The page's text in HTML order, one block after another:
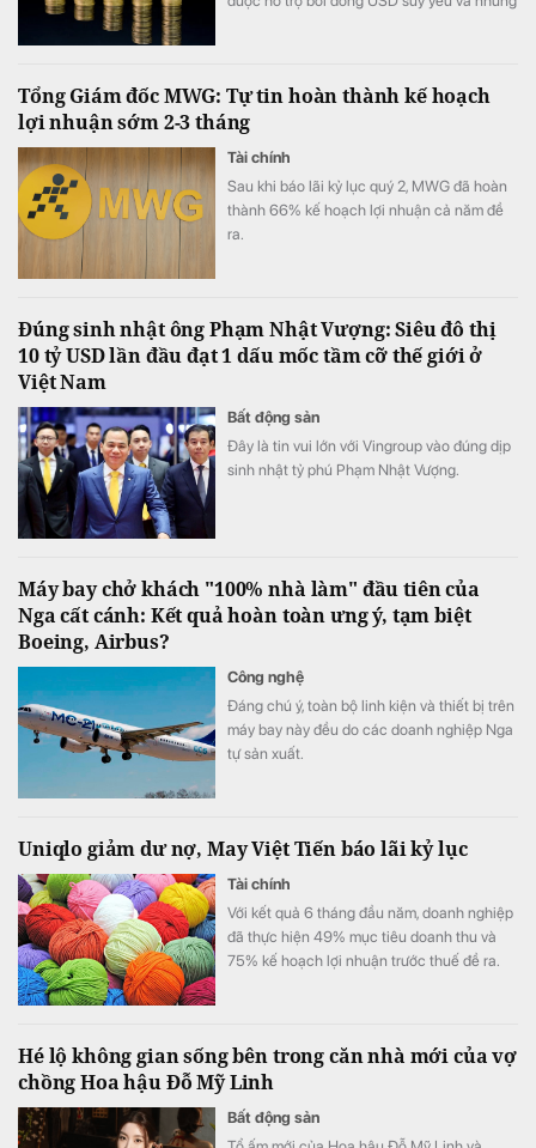
triển vọng chính sách của Fed.
Tổng Giám đốc MWG: Tự tin hoàn thành kế hoạch
lợi nhuận sớm 2-3 tháng
Tài chính
Sau khi báo lãi kỷ lục quý 2, MWG đã hoàn
thành 66% kế hoạch lợi nhuận cả năm đề
ra.
Đúng sinh nhật ông Phạm Nhật Vượng: Siêu đô thị
10 tỷ USD lần đầu đạt 1 dấu mốc tầm cỡ thế giới ở
Việt Nam
Bất động sản
Đây là tin vui lớn với Vingroup vào đúng dịp
sinh nhật tỷ phú Phạm Nhật Vượng.
Máy bay chở khách "100% nhà làm" đầu tiên của
Nga cất cánh: Kết quả hoàn toàn ưng ý, tạm biệt
Boeing, Airbus?
Công nghệ
Đáng chú ý, toàn bộ linh kiện và thiết bị trên
máy bay này đều do các doanh nghiệp Nga
tự sản xuất.
Uniqlo giảm dư nợ, May Việt Tiến báo lãi kỷ lục
Tài chính
Với kết quả 6 tháng đầu năm, doanh nghiệp
đã thực hiện 49% mục tiêu doanh thu và
75% kế hoạch lợi nhuận trước thuế đề ra.
Hé lộ không gian sống bên trong căn nhà mới của vợ
chồng Hoa hậu Đỗ Mỹ Linh
Bất động sản